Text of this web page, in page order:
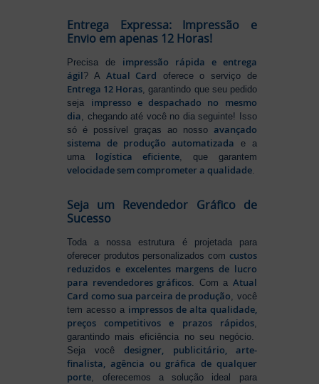
Entrega Expressa: Impressão e
Envio em apenas 12 Horas!
Precisa de impressão rápida e entrega
ágil? A Atual Card oferece o serviço de
Entrega 12 Horas, garantindo que seu pedido
seja impresso e despachado no mesmo
dia, chegando até você no dia seguinte! Isso
só é possível graças ao nosso avançado
sistema de produção automatizada e a
uma logística eficiente, que garantem
velocidade sem comprometer a qualidade.
Seja um Revendedor Gráfico de
Sucesso
Toda a nossa estrutura é projetada para
oferecer produtos personalizados com custos
reduzidos e excelentes margens de lucro
para revendedores gráficos . Com a Atual
Card como sua parceira de produção , você
tem acesso a impressos de alta qualidade,
preços competitivos e prazos rápidos,
garantindo mais eficiência no seu negócio.
Seja vocêdesigner, publicitário, arte-
finalista, agência ou gráfica de qualquer
porte , oferecemos a solução ideal para